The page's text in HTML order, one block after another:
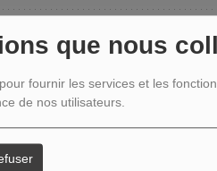
que nous
fournir les services et les
de nos utilisateurs.